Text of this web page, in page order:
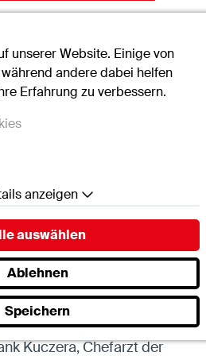
Kontakt Suche Menü
Geldern
Termine
bis 19:00 Uhr
Kuczera, Chefarzt der
unserer Website. Einige von
andere dabei helfen
Erfahrung zu verbessern.
anzeigen
ermöglichen grundlegende
für die einwandfreie Funktion
auswählen
Ablehnen
Speichern